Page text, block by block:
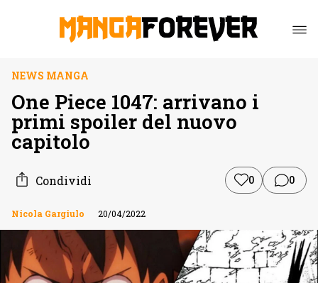
NEWS MANGA
One Piece 1047: arrivano i
primi spoiler del nuovo
capitolo
Condividi 0 0
Nicola Gargiulo 20/04/2022